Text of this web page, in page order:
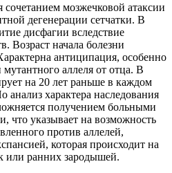
мозжечковой атаксии
дегенерации сетчатки. В
дисфагии вследствие
Возраст начала болезни
антиципация, особенно
аллеля от отца. В
на 20 лет раньше в каждом
характера наследования
получением больными
что указывает на возможность
против аллелей,
которая происходит на
или ранних зародышей.